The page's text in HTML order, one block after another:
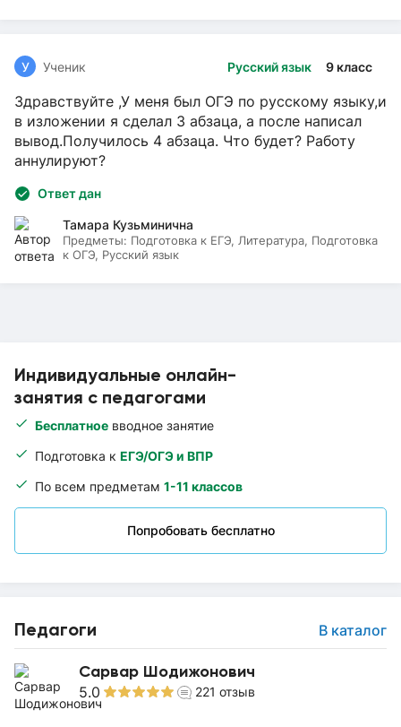
Индивидуальные онлайн-
занятия с педагогами
Бесплатное вводное занятие
Подготовка к ЕГЭ/ОГЭ и ВПР
По всем предметам 1-11 классов
Попробовать бесплатно
Педагоги В каталог
Сарвар Шодижонович
5.0 221 отзыв
Русский язык 9 класс
У Ученик
Здравствуйте ,У меня был ОГЭ по русскому языку,и
в изложении я сделал 3 абзаца, а после написал
вывод.Получилось 4 абзаца. Что будет? Работу
аннулируют?
Ответ дан
Тамара Кузьминична
Предметы: Подготовка к ЕГЭ, Литература, Подготовка
к ОГЭ, Русский язык